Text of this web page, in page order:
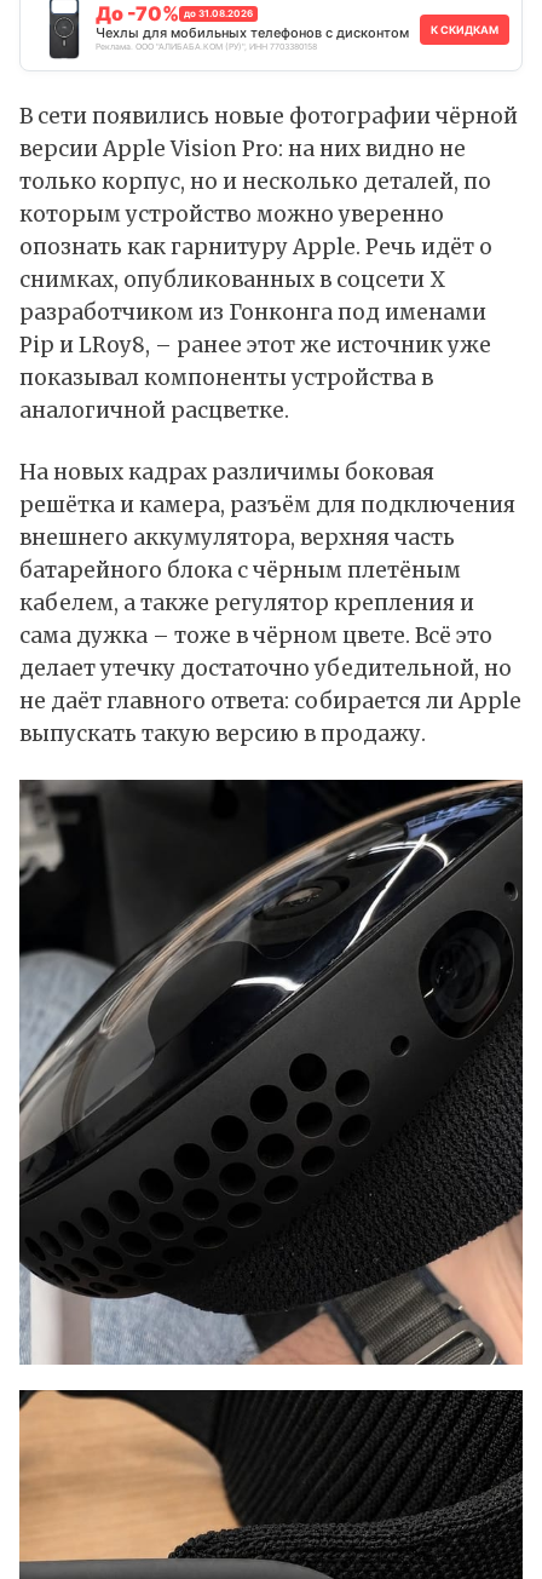
До -70% до 31.08.2026
Чехлы для мобильных телефонов с дисконтом
Реклама. ООО "АЛИБАБА.КОМ (РУ)", ИНН 7703380158
К СКИДКАМ
В сети появились новые фотографии чёрной
версии Apple Vision Pro: на них видно не
только корпус, но и несколько деталей, по
которым устройство можно уверенно
опознать как гарнитуру Apple. Речь идёт о
снимках, опубликованныхв соцсети X
разработчиком из Гонконга под именами
Pip и LRoy8, – ранее этот же источник уже
показывал компоненты устройства в
аналогичной расцветке.
На новых кадрах различимы боковая
решётка и камера, разъём для подключения
внешнего аккумулятора, верхняя часть
батарейного блока с чёрным плетёным
кабелем, а также регулятор крепления и
сама дужка – тоже в чёрном цвете. Всё это
делает утечку достаточно убедительной, но
не даёт главного ответа: собирается ли Apple
выпускать такую версию в продажу.